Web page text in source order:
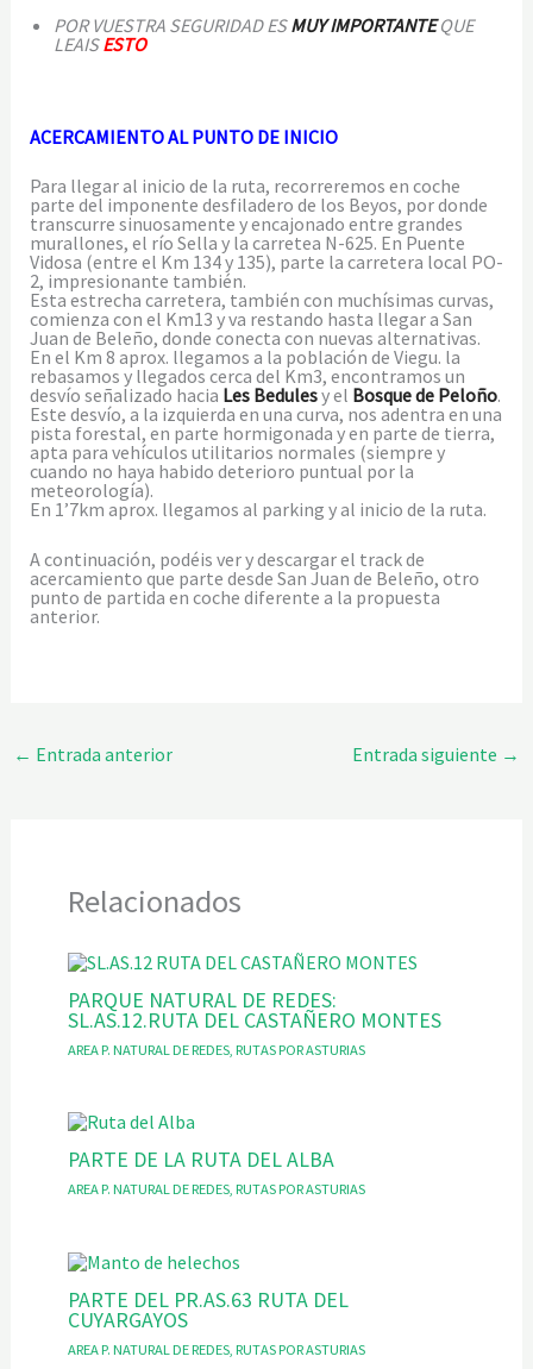
POR VUESTRA SEGURIDAD ESMUY IMPORTANTEQUE
LEAISESTO
ACERCAMIENTO AL PUNTO DE INICIO
Para llegar al inicio de la ruta, recorreremos en coche
parte del imponente desfiladero de los Beyos, por donde
transcurre sinuosamente y encajonado entre grandes
murallones, el río Sella y la carretea N-625. En Puente
Vidosa (entre el Km 134 y 135), parte la carretera local PO-
2, impresionante también.
Esta estrecha carretera, también con muchísimas curvas,
comienza con el Km13 y va restando hasta llegar a San
Juan de Beleño, donde conecta con nuevas alternativas.
En el Km 8 aprox. llegamos a la población de Viegu. la
rebasamos y llegados cerca del Km3, encontramos un
desvío señalizado hacia Les Bedulesy el Bosque de Peloño.
Este desvío, a la izquierda en una curva, nos adentra en una
pista forestal, en parte hormigonada y en parte de tierra,
apta para vehículos utilitarios normales (siempre y
cuando no haya habido deterioro puntual por la
meteorología).
En 1’7km aprox. llegamos al parking y al inicio de la ruta.
A continuación, podéis ver y descargar el track de
acercamiento que parte desde San Juan de Beleño, otro
punto de partida en coche diferente a la propuesta
anterior.
← Entrada anterior Entrada siguiente →
Relacionados
PARQUE NATURAL DE REDES:
SL.AS.12.RUTA DEL CASTAÑERO MONTES
AREA P. NATURAL DE REDES, RUTAS POR ASTURIAS
PARTE DE LA RUTA DEL ALBA
AREA P. NATURAL DE REDES, RUTAS POR ASTURIAS
PARTE DEL PR.AS.63 RUTA DEL
CUYARGAYOS
AREA P. NATURAL DE REDES, RUTAS POR ASTURIAS